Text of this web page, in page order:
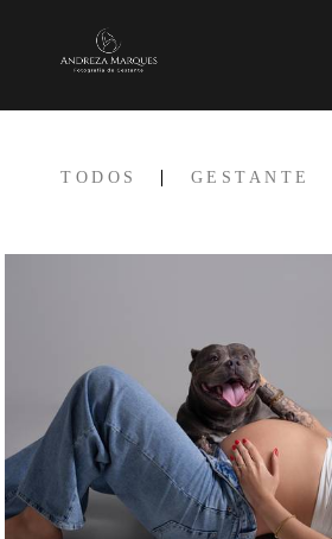
TODOS GESTANTE